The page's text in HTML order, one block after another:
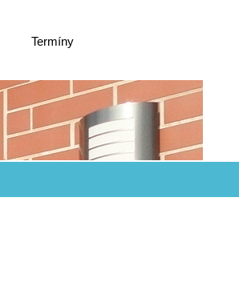
Termíny